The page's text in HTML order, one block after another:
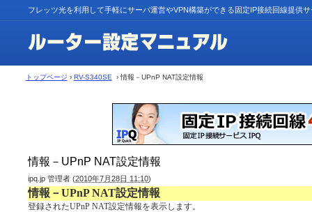
フレッツ光を利用して手軽にサーバ運営やVPN構築ができる固定IP接続回線提供
トップページ › RV-S340SE › 情報－UPnP NAT設定情報
情報－UPnP NAT設定情報
ipq.jp 管理者 (2010年7月28日 11:10)
情報－UPnP NAT設定情報
登録されたUPnP NAT設定情報を表示します。